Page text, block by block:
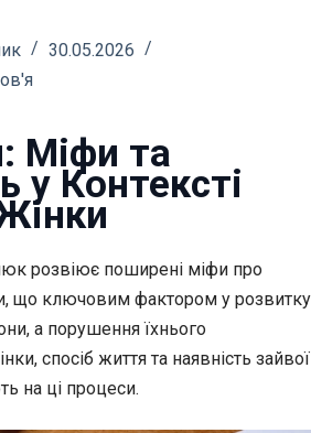
30.05.2026
Міфи та
у Контексті
розвіює поширені міфи про
що ключовим фактором у розвитку
а порушення їхнього
спосіб життя та наявність зайвої
на ці процеси.